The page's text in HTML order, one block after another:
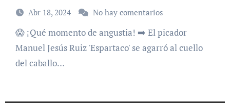
Abr 18, 2024 No hay comentarios
😱 ¡Qué momento de angustia! ➡️ El picador
Manuel Jesús Ruiz 'Espartaco' se agarró al cuello
del caballo…